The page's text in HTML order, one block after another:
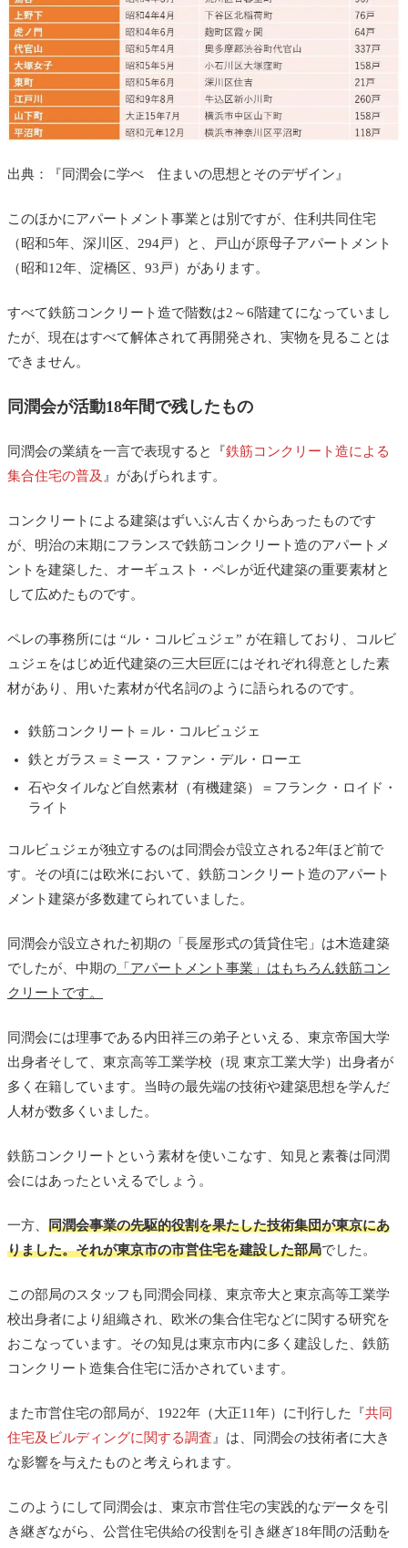
出典：『同潤会に学べ 住まいの思想とそのデザイン』
このほかにアパートメント事業とは別ですが、住利共同住宅
（昭和5年、深川区、294戸）と、戸山が原母子アパートメント
（昭和12年、淀橋区、93戸）があります。
すべて鉄筋コンクリート造で階数は2～6階建てになっていまし
たが、現在はすべて解体されて再開発され、実物を見ることは
できません。
同潤会が活動18年間で残したもの
同潤会の業績を一言で表現すると『鉄筋コンクリート造による
集合住宅の普及 』があげられます。
コンクリートによる建築はずいぶん古くからあったものです
が、明治の末期にフランスで鉄筋コンクリート造のアパートメ
ントを建築した、オーギュスト・ペレが近代建築の重要素材と
して広めたものです。
ペレの事務所には “ル・コルビュジェ” が在籍しており、コルビ
ュジェをはじめ近代建築の三大巨匠にはそれぞれ得意とした素
材があり、用いた素材が代名詞のように語られるのです。
鉄筋コンクリート＝ル・コルビュジェ
鉄とガラス＝ミース・ファン・デル・ローエ
石やタイルなど自然素材（有機建築）＝フランク・ロイド・
ライト
コルビュジェが独立するのは同潤会が設立される2年ほど前で
す。その頃には欧米において、鉄筋コンクリート造のアパート
メント建築が多数建てられていました。
同潤会が設立された初期の「長屋形式の賃貸住宅」は木造建築
でしたが、中期の 「アパートメント事業」はもちろん鉄筋コン
クリートです。
同潤会には理事である内田祥三の弟子といえる、東京帝国大学
出身者そして、東京高等工業学校（現 東京工業大学）出身者が
多く在籍しています。当時の最先端の技術や建築思想を学んだ
人材が数多くいました。
鉄筋コンクリートという素材を使いこなす、知見と素養は同潤
会にはあったといえるでしょう。
一方、 同潤会事業の先駆的役割を果たした技術集団が東京にあ
りました。それが東京市の市営住宅を建設した部局でした。
この部局のスタッフも同潤会同様、東京帝大と東京高等工業学
校出身者により組織され、欧米の集合住宅などに関する研究を
おこなっています。その知見は東京市内に多く建設した、鉄筋
コンクリート造集合住宅に活かされています。
また市営住宅の部局が、1922年（大正11年）に刊行した『共同
住宅及ビルディングに関する調査 』は、同潤会の技術者に大き
な影響を与えたものと考えられます。
このようにして同潤会は、東京市営住宅の実践的なデータを引
き継ぎながら、公営住宅供給の役割を引き継ぎ18年間の活動を